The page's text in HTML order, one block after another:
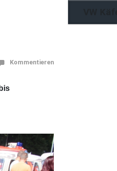
Kommentieren